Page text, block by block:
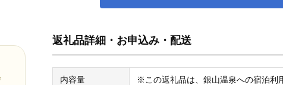
返礼品詳細・お申込み・配送
内容量
※この返礼品は、銀山温泉への宿泊利